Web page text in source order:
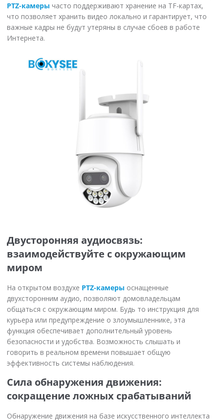
PTZ-камеры часто поддерживают хранение на TF-картах,
что позволяет хранить видео локально и гарантирует, что
важные кадры не будут утеряны в случае сбоев в работе
Интернета.
Двусторонняя аудиосвязь:
взаимодействуйте с окружающим
миром
На открытом воздухе PTZ-камеры оснащенные
двухсторонним аудио, позволяют домовладельцам
общаться с окружающим миром. Будь то инструкция для
курьера или предупреждение о злоумышленнике, эта
функция обеспечивает дополнительный уровень
безопасности и удобства. Возможность слышать и
говорить в реальном времени повышает общую
эффективность системы наблюдения.
Сила обнаружения движения:
сокращение ложных срабатываний
Обнаружение движения на базе искусственного интеллекта